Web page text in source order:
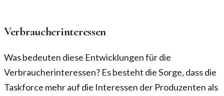
Verbraucherinteressen
Was bedeuten diese Entwicklungen für die
Verbraucherinteressen? Es besteht die Sorge, dass die
Taskforce mehr auf die Interessen der Produzenten als